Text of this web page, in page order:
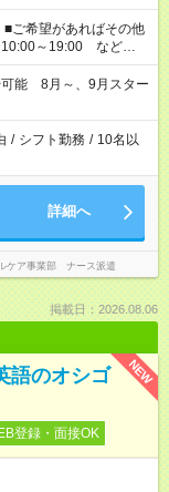
～19:00 など
ば残業はしたくない」
介します！ ※Wワ
勤務時間と、もう1つ
超える場合は応募でき
能 8月～、9月スター
/ シフト勤務 / 10名以
詳細へ
ケア事業部 ナース派遣
掲載日：2026.08.06
NEW
語のオシゴ
登録・面接OK